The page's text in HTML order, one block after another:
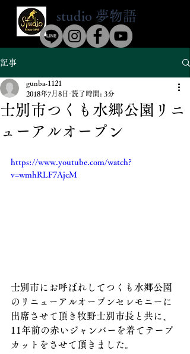
​studio 夢物語
​☎0126-35-5146
記事
士別市つくも水郷公園リニ
ューアルオープン
gunba-1121
2018年7月8日 読了時間: 3分
https://www.youtube.com/watch?
v=wmhRLF7AjcM
士別市にお呼ばれしてつくも水郷公園
のリニューアルオープンセレモニーに
出席させて頂き牧野士別市長と共に、
11年前の赤いジャンバーを着てテープ
カットをさせて頂きました。